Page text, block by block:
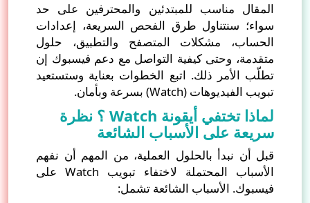
المقال مناسب للمبتدئين والمحترفين على حد
سواء؛ سنتناول طرق الفحص السريعة، إعدادات
الحساب، مشكلات المتصفح والتطبيق، حلول
متقدمة، وحتى كيفية التواصل مع دعم فيسبوك إن
تطلّب الأمر ذلك. اتبع الخطوات بعناية وستستعيد
تبويب الفيديوهات (Watch) بسرعة وبأمان.
لماذا تختفي أيقونة Watch ؟ نظرة
سريعة على الأسباب الشائعة
قبل أن نبدأ بالحلول العملية، من المهم أن نفهم
الأسباب المحتملة لاختفاء تبويب Watch على
فيسبوك. الأسباب الشائعة تشمل: